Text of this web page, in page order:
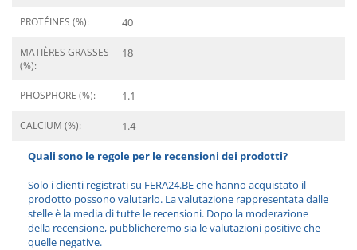
PROTÉINES (%): 40
MATIÈRES GRASSES
(%):
18
PHOSPHORE (%): 1.1
CALCIUM (%): 1.4
Quali sono le regole per le recensioni dei prodotti?
Solo i clienti registrati su FERA24.BE che hanno acquistato il
prodotto possono valutarlo. La valutazione rappresentata dalle
stelle è la media di tutte le recensioni. Dopo la moderazione
della recensione, pubblicheremo sia le valutazioni positive che
quelle negative.